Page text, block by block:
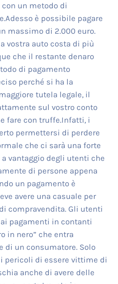
con un metodo di
è possibile pagare
massimo di 2.000 euro.
vostra auto costa di più
che il restante denaro
di pagamento
perché si ha la
tutela legale, il
sul vostro conto
fare con truffe.Infatti, i
permettersi di perdere
che ci sarà una forte
vantaggio degli utenti che
di persone appena
un pagamento è
avere una casuale per
compravendita. Gli utenti
pagamenti in contanti
in nero” che entra
di un consumatore. Solo
pericoli di essere vittime di
anche di avere delle